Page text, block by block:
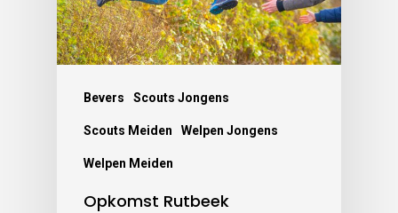
Bevers Scouts Jongens
Scouts Meiden Welpen Jongens
Welpen Meiden
Opkomst Rutbeek